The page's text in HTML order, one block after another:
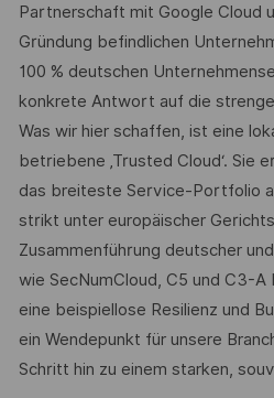
Partnerschaft mit Google Cloud
Gründung befindlichen
100 % deutschen
konkrete Antwort auf die
Was wir hier schaffen, ist eine
betriebene ‚Trusted Cloud‘. Sie
das breiteste Service-Portfolio
strikt unter europäischer
Zusammenführung deutscher
wie SecNumCloud, C5 und C3-A
eine beispiellose Resilienz und
ein Wendepunkt für unsere
Schritt hin zu einem starken,